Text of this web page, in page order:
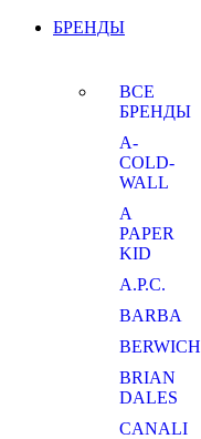
БРЕНДЫ
ВСЕ
БРЕНДЫ
A-
COLD-
WALL
A
PAPER
KID
A.P.C.
BARBA
BERWICH
BRIAN
DALES
CANALI